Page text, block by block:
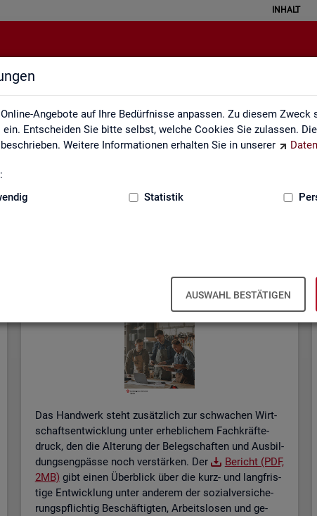
Angebote auf Ihre Bedürfnisse anpassen. Zu diesem Zweck
Entscheiden Sie bitte selbst, welche Cookies Sie zulassen.
Weitere Informationen erhalten Sie in unserer
Statistik
AUSWAHL BESTÄTIGEN
INHALT
der Statistik der
Das Hand­werk steht zu­sätz­lich zur schwa­chen Wirt­
schafts­ent­wick­lung unter er­heb­li­chem Fach­kräf­te­
druck, den die Al­te­rung der Be­leg­schaf­ten und Aus­bil­
dungs­eng­päs­se noch ver­stär­ken. Der
Be­richt (PDF,
2MB) gibt einen Über­blick über die kurz- und lang­fris­
ti­ge Ent­wick­lung unter an­de­rem der so­zi­al­ver­si­che­
rungs­pflich­tig Be­schäf­tig­ten, Ar­beits­lo­sen und ge­